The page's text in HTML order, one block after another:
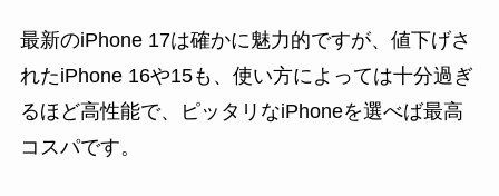
最新のiPhone 17は確かに魅力的ですが、値下げさ
れたiPhone 16や15も、使い方によっては十分過ぎ
るほど高性能で、ピッタリなiPhoneを選べば最高
コスパです。